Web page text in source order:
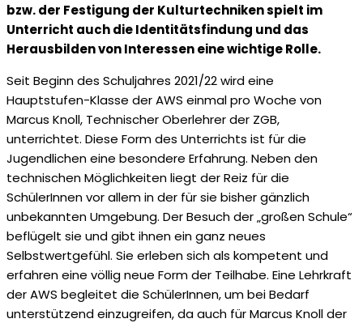
bzw. der Festigung der Kulturtechniken spielt im
Unterricht auch die Identitätsfindung und das
Herausbilden von Interessen eine wichtige Rolle.
Seit Beginn des Schuljahres 2021/22 wird eine
Hauptstufen-Klasse der AWS einmal pro Woche von
Marcus Knoll, Technischer Oberlehrer der ZGB,
unterrichtet. Diese Form des Unterrichts ist für die
Jugendlichen eine besondere Erfahrung. Neben den
technischen Möglichkeiten liegt der Reiz für die
SchülerInnen vor allem in der für sie bisher gänzlich
unbekannten Umgebung. Der Besuch der „großen Schule“
beflügelt sie und gibt ihnen ein ganz neues
Selbstwertgefühl. Sie erleben sich als kompetent und
erfahren eine völlig neue Form der Teilhabe. Eine Lehrkraft
der AWS begleitet die SchülerInnen, um bei Bedarf
unterstützend einzugreifen, da auch für Marcus Knoll der